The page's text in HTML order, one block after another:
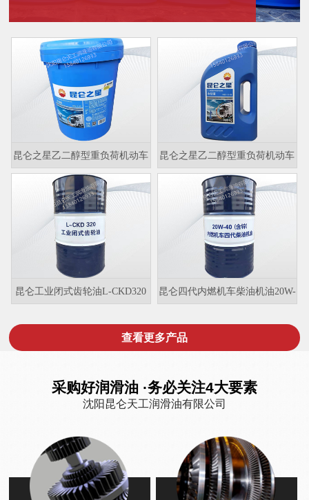
昆仑之星乙二醇型重负荷机动车
发动机冷却液-45
昆仑之星乙二醇型重负荷机动车
发动机冷却液4KG-35
昆仑工业闭式齿轮油L-CKD320 昆仑四代内燃机车柴油机油20W-
查看更多产品
采购好润滑油 ·务必关注4大要素
沈阳昆仑天工润滑油有限公司